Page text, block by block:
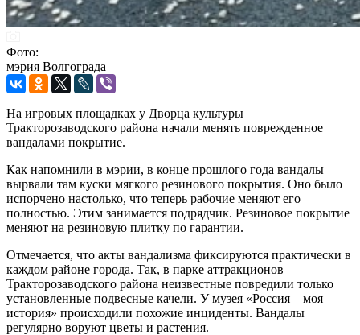
Фото:
мэрия Волгограда
На игровых площадках у Дворца культуры
Тракторозаводского района начали менять поврежденное
вандалами покрытие.
Как напомнили в мэрии, в конце прошлого года вандалы
вырвали там куски мягкого резинового покрытия. Оно было
испорчено настолько, что теперь рабочие меняют его
полностью. Этим занимается подрядчик. Резиновое покрытие
меняют на резиновую плитку по гарантии.
Отмечается, что акты вандализма фиксируются практически в
каждом районе города. Так, в парке аттракционов
Тракторозаводского района неизвестные повредили только
установленные подвесные качели. У музея «Россия – моя
история» происходили похожие инциденты. Вандалы
регулярно воруют цветы и растения.